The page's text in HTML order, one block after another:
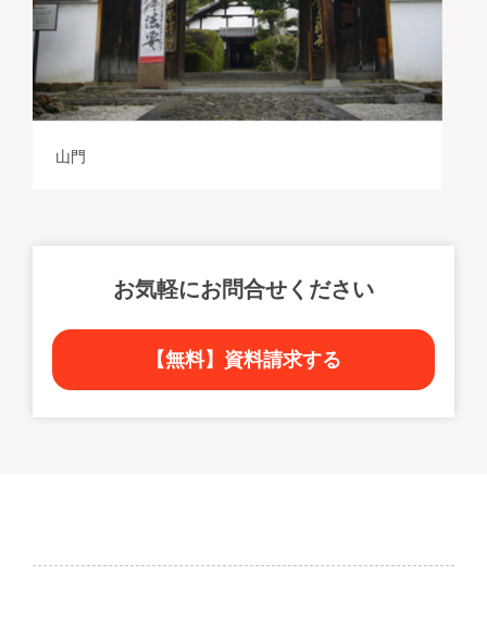
山門
お気軽にお問合せください
【無料】資料請求する